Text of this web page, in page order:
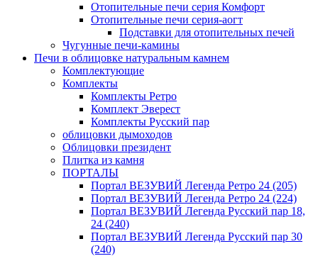
Отопительные печи серия Комфорт
Отопительные печи серия-аогт
Подставки для отопительных печей
Чугунные печи-камины
Печи в облицовке натуральным камнем
Комплектующие
Комплекты
Комплекты Ретро
Комплект Эверест
Комплекты Русский пар
облицовки дымоходов
Облицовки президент
Плитка из камня
ПОРТАЛЫ
Портал ВЕЗУВИЙ Легенда Ретро 24 (205)
Портал ВЕЗУВИЙ Легенда Ретро 24 (224)
Портал ВЕЗУВИЙ Легенда Русский пар 18,
24 (240)
Портал ВЕЗУВИЙ Легенда Русский пар 30
(240)